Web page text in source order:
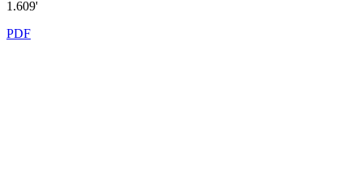
1.609'
PDF